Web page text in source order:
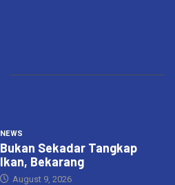
NEWS
Bukan Sekadar Tangkap
Ikan, Bekarang
August 9, 2026